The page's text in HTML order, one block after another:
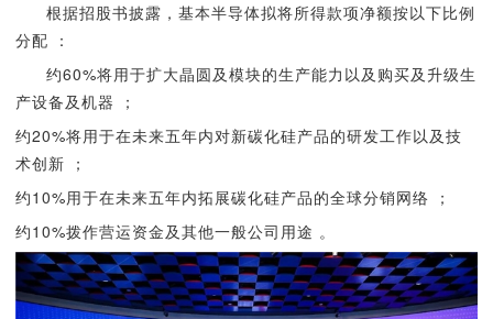
根据招股书披露，基本半导体拟将所得款项净额按以下比例
分配 ：
约60%将用于扩大晶圆及模块的生产能力以及购买及升级生
产设备及机器 ；
约20%将用于在未来五年内对新碳化硅产品的研发工作以及技
术创新 ；
约10%用于在未来五年内拓展碳化硅产品的全球分销网络 ；
约10%拨作营运资金及其他一般公司用途 。